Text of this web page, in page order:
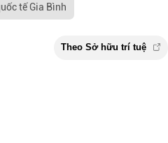
tế Gia Bình